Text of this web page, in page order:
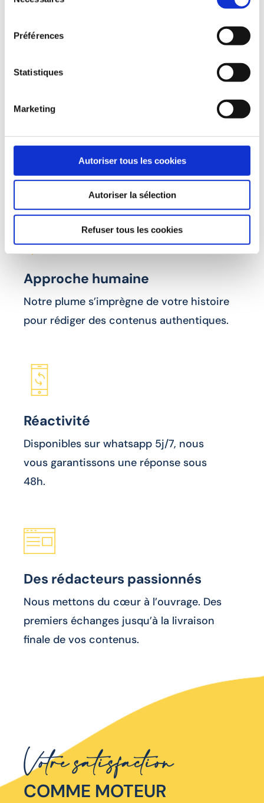
Préférences
Statistiques
Marketing
Autoriser tous les cookies
Autoriser la sélection
Refuser tous les cookies
Ponctualité, respect des deadlines, et
implication à 100% dans chaque projet
confié.
Approche humaine
Notre plume s’imprègne de votre histoire
pour rédiger des contenus authentiques.
Réactivité
Disponibles sur whatsapp 5j/7, nous
vous garantissons une réponse sous
48h.
Des rédacteurs passionnés
Nous mettons du cœur à l’ouvrage. Des
premiers échanges jusqu’à la livraison
finale de vos contenus.
Votre satisfaction
COMME MOTEUR